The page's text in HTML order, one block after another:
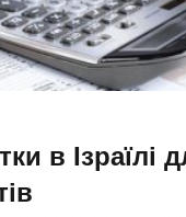
в Ізраїлі